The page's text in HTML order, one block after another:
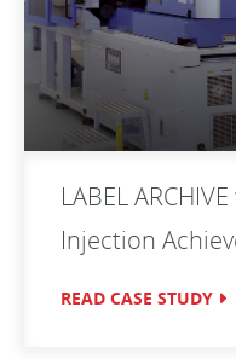
LABEL
Injection
READ CASE STUDY